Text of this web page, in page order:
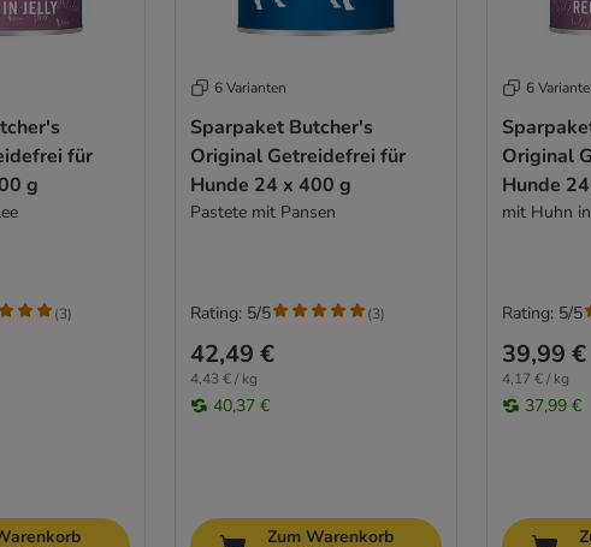
für
g
(3)
6 Varianten
Sparpaket Butcher's
Original Getreidefrei für
Hunde 24 x 400 g
Pastete mit Pansen
42,49 €
4,43 € / kg
40,37 €
Rating: 5/5 (3)
Zum Warenkorb
6
Original
Hunde
mit Huhn
39,99 €
4,17 € / kg
37,99 €
Rating: 5/5